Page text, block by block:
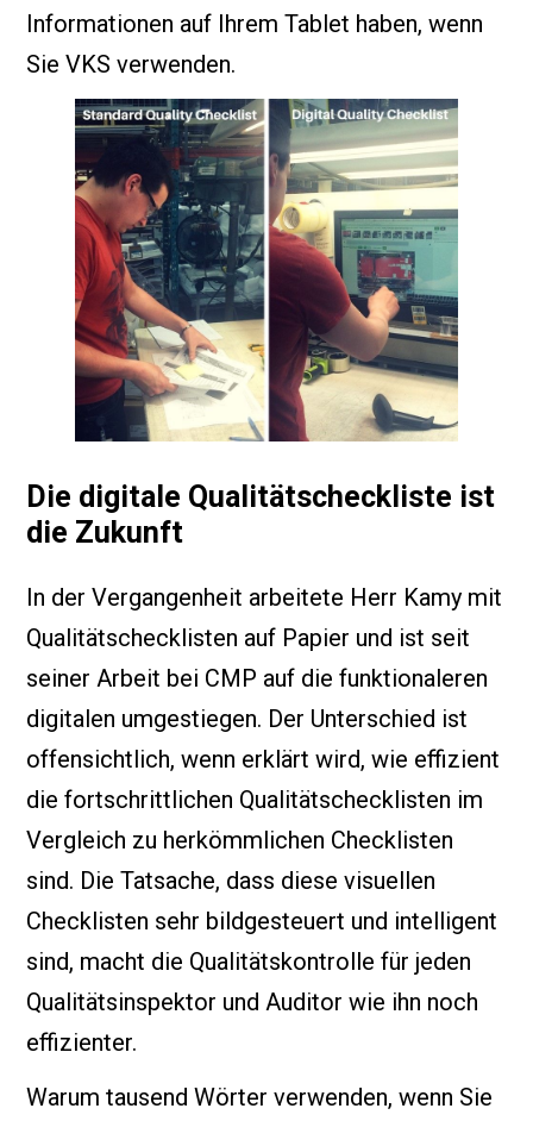
Informationen auf Ihrem Tablet haben, wenn
Sie VKS verwenden.
Die digitale Qualitätscheckliste ist
die Zukunft
In der Vergangenheit arbeitete Herr Kamy mit
Qualitätschecklisten auf Papier und ist seit
seiner Arbeit bei CMP auf die funktionaleren
digitalen umgestiegen. Der Unterschied ist
offensichtlich, wenn erklärt wird, wie effizient
die fortschrittlichen Qualitätschecklisten im
Vergleich zu herkömmlichen Checklisten
sind. Die Tatsache, dass diese visuellen
Checklisten sehr bildgesteuert und intelligent
sind, macht die Qualitätskontrolle für jeden
Qualitätsinspektor und Auditor wie ihn noch
effizienter.
Warum tausend Wörter verwenden, wenn Sie